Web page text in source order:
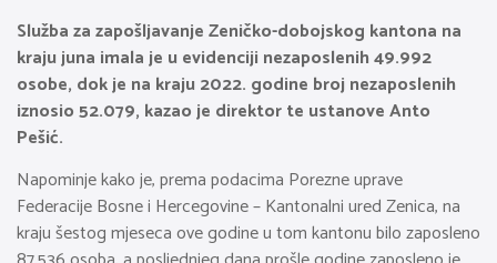
Služba za zapošljavanje Zeničko-dobojskog kantona na
kraju juna imala je u evidenciji nezaposlenih 49.992
osobe, dok je na kraju 2022. godine broj nezaposlenih
iznosio 52.079, kazao je direktor te ustanove Anto
Pešić.
Napominje kako je, prema podacima Porezne uprave
Federacije Bosne i Hercegovine – Kantonalni ured Zenica, na
kraju šestog mjeseca ove godine u tom kantonu bilo zaposleno